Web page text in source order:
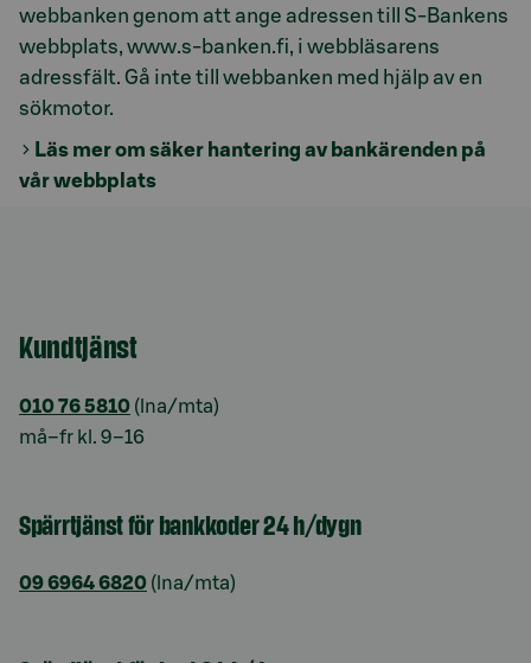
webbanken genom att ange adressen till S-Bankens
webbplats, www.s-banken.fi, i webbläsarens
adressfält. Gå inte till webbanken med hjälp av en
sökmotor.
Läs mer om säker hantering av bankärenden på
vår webbplats
Kundtjänst
010 76 5810 (lna/mta)
må–fr kl. 9–16
Spärrtjänst för bankkoder 24 h/dygn
09 6964 6820 (lna/mta)